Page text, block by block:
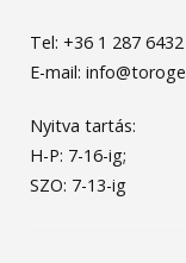
Tel: +36 1 287 6432
E-mail:
Nyitva tartás:
H-P: 7-16-ig;
SZO: 7-13-ig